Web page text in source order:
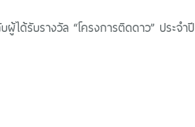
ได้รับรางวัล “โครงการติดดาว” ประจำปี